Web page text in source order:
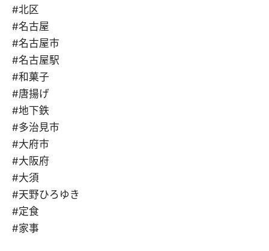
#北区
#名古屋
#名古屋市
#名古屋駅
#和菓子
#唐揚げ
#地下鉄
#多治見市
#大府市
#大阪府
#大須
#天野ひろゆき
#定食
#家事